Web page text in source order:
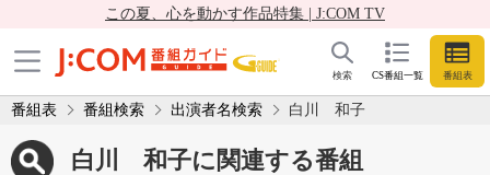
この夏、心を動かす作品特集 | J:COM TV
CS番組一覧 番組表
検索
番組表 番組検索 出演者名検索 白川 和子
白川 和子に関連する番組